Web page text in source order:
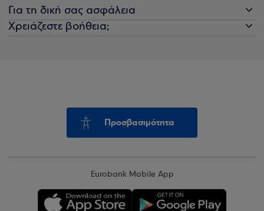
Για τη δική σας ασφάλεια
Χρειάζεστε βοήθεια;
Προσβασιμότητα
Eurobank Mobile App